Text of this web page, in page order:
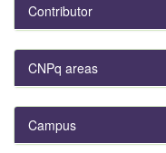
Contributor
CNPq areas
Campus